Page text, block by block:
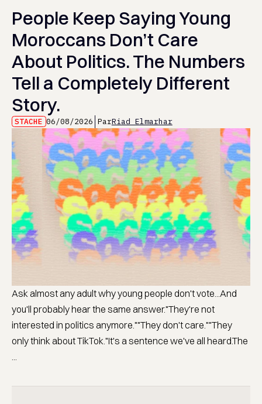
People Keep Saying Young
Moroccans Don’t Care
About Politics. The Numbers
Tell a Completely Different
Story.
STACHE 06/08/2026 ParRiad Elmarhar
Ask almost any adult why young people don't vote...And
you'll probably hear the same answer."They're not
interested in politics anymore.""They don't care.""They
only think about TikTok."It's a sentence we've all heard.The